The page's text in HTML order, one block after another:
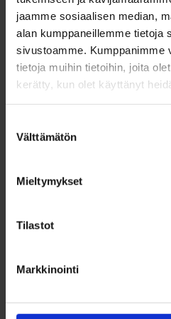
jaamme sosiaalisen median,
alan kumppaneillemme tietoja
sivustoamme. Kumppanimme
tietoja muihin tietoihin, joita
kerätty, kun olet käyttänyt
valinta
Välttämätön
Mieltymykset
Tilastot
Markkinointi